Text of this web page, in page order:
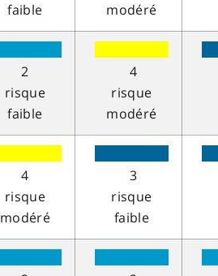
faible
modéré
2
risque
faible
4
risque
modéré
4
risque
modéré
3
risque
faible